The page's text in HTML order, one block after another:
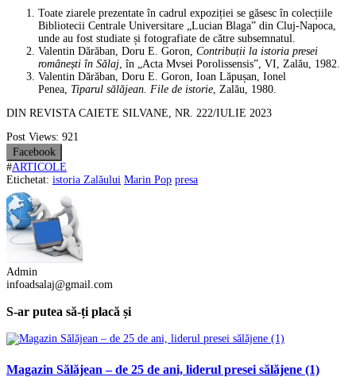
Toate ziarele prezentate în cadrul expoziției se găsesc în colecțiile
Bibliotecii Centrale Universitare „Lucian Blaga” din Cluj-Napoca,
unde au fost studiate și fotografiate de către subsemnatul.
Valentin Dărăban, Doru E. Goron, Contribuții la istoria presei
românești în Sălaj , în „Acta Mvsei Porolissensis”, VI, Zalău, 1982.
Valentin Dărăban, Doru E. Goron, Ioan Lăpușan, Ionel
Penea, Tiparul sălăjean. File de istorie , Zalău, 1980.
DIN REVISTA CAIETE SILVANE, NR. 222/IULIE 2023
Post Views: 921
Facebook
#ARTICOLE
Etichetat: istoria Zalăului Marin Pop presa
Admin
infoadsalaj@gmail.com
S-ar putea să-ți placă și
Magazin Sălăjean – de 25 de ani, liderul presei sălăjene (1)